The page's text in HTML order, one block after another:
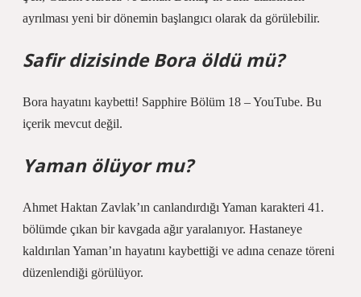
ayrılması yeni bir dönemin başlangıcı olarak da görülebilir.
Safir dizisinde Bora öldü mü?
Bora hayatını kaybetti! Sapphire Bölüm 18 – YouTube. Bu
içerik mevcut değil.
Yaman ölüyor mu?
Ahmet Haktan Zavlak’ın canlandırdığı Yaman karakteri 41.
bölümde çıkan bir kavgada ağır yaralanıyor. Hastaneye
kaldırılan Yaman’ın hayatını kaybettiği ve adına cenaze töreni
düzenlendiği görülüyor.